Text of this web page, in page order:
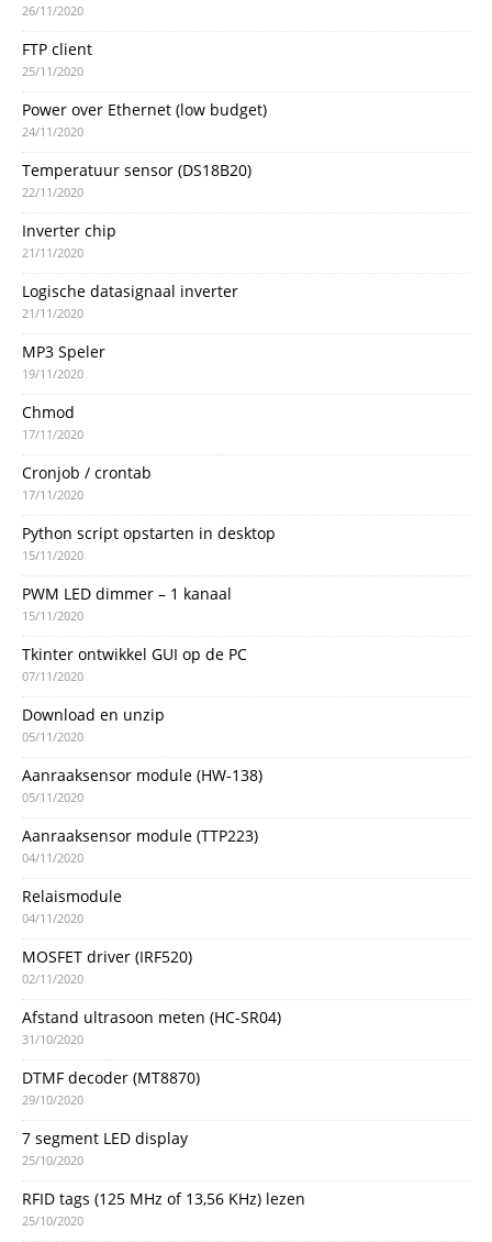
26/11/2020
FTP client
25/11/2020
Power over Ethernet (low budget)
24/11/2020
Temperatuur sensor (DS18B20)
22/11/2020
Inverter chip
21/11/2020
Logische datasignaal inverter
21/11/2020
MP3 Speler
19/11/2020
Chmod
17/11/2020
Cronjob / crontab
17/11/2020
Python script opstarten in desktop
15/11/2020
PWM LED dimmer – 1 kanaal
15/11/2020
Tkinter ontwikkel GUI op de PC
07/11/2020
Download en unzip
05/11/2020
Aanraaksensor module (HW-138)
05/11/2020
Aanraaksensor module (TTP223)
04/11/2020
Relaismodule
04/11/2020
MOSFET driver (IRF520)
02/11/2020
Afstand ultrasoon meten (HC-SR04)
31/10/2020
DTMF decoder (MT8870)
29/10/2020
7 segment LED display
25/10/2020
RFID tags (125 MHz of 13,56 KHz) lezen
25/10/2020